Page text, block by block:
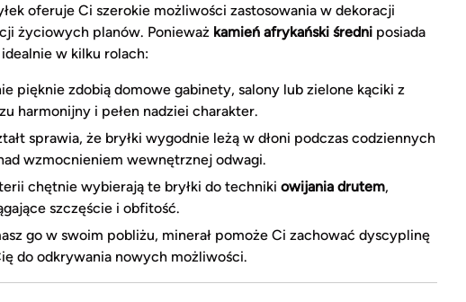
oferuje Ci szerokie możliwości zastosowania w dekoracji
życiowych planów. Ponieważ kamień afrykański średni posiada
w kilku rolach:
pięknie zdobią domowe gabinety, salony lub zielone kąciki z
harmonijny i pełen nadziei charakter.
sprawia, że bryłki wygodnie leżą w dłoni podczas codziennych
wzmocnieniem wewnętrznej odwagi.
chętnie wybierają te bryłki do techniki owijania drutem,
szczęście i obfitość.
go w swoim pobliżu, minerał pomoże Ci zachować dyscyplinę
do odkrywania nowych możliwości.